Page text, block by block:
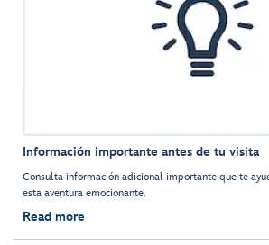
Información importante antes de tu visita
Consulta información adicional importante que te
esta aventura emocionante.
Read more